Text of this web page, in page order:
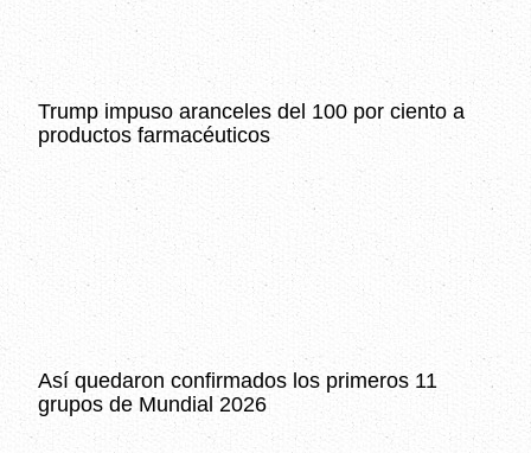
Trump impuso aranceles del 100 por ciento a
productos farmacéuticos
Así quedaron confirmados los primeros 11
grupos de Mundial 2026